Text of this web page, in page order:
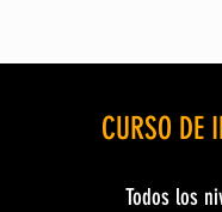
CURSO DE
Todos los